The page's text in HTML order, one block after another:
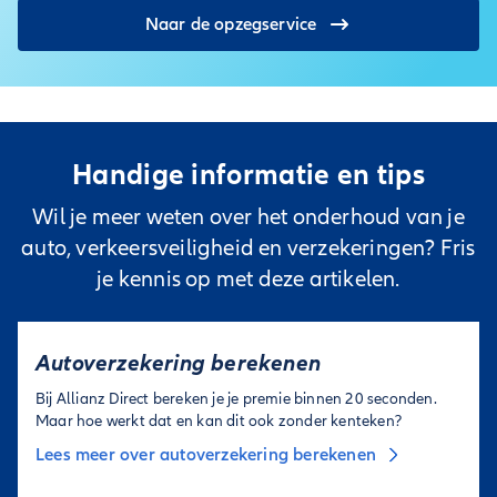
WA wordt het meest gekozen bij auto's ouder dan 12 jaar.
Naar de opzegservice
Handige informatie en tips
Wil je meer weten over het onderhoud van je
auto, verkeersveiligheid en verzekeringen? Fris
je kennis op met deze artikelen.
Autoverzekering berekenen
Bij Allianz Direct bereken je je premie binnen 20 seconden.
Maar hoe werkt dat en kan dit ook zonder kenteken?
Lees meer over autoverzekering berekenen